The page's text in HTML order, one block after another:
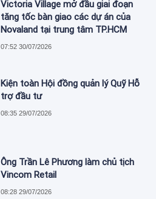
Victoria Village mở đầu giai đoạn
tăng tốc bàn giao các dự án của
Novaland tại trung tâm TP.HCM
07:52 30/07/2026
Kiện toàn Hội đồng quản lý Quỹ Hỗ
trợ đầu tư
08:35 29/07/2026
Ông Trần Lê Phương làm chủ tịch
Vincom Retail
08:28 29/07/2026